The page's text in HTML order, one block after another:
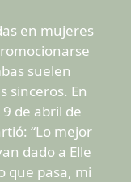
en mujeres
suelen
sinceros. En
de abril de
“Lo mejor
dado a Elle
que pasa, mi